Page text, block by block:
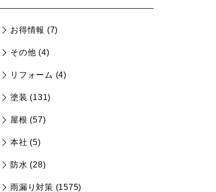
お得情報 (7)
その他 (4)
リフォーム (4)
塗装 (131)
屋根 (57)
本社 (5)
防水 (28)
雨漏り対策 (1575)